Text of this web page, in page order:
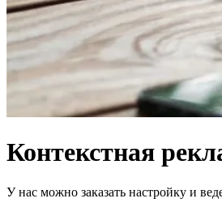
Контекстная
У нас можно заказать настройку и